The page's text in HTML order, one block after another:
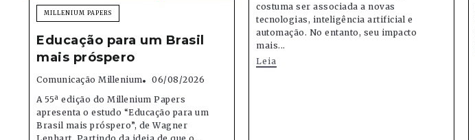
MILLENIUM PAPERS
Educação para um Brasil
mais próspero
Comunicação Millenium
06/08/2026
A 55ª edição do Millenium Papers
apresenta o estudo “Educação para um
Brasil mais próspero”, de Wagner
costuma ser associada a novas
tecnologias, inteligência artificial e
automação. No entanto, seu impacto
mais...
Leia